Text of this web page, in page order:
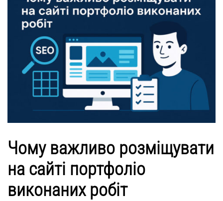
Чому важливо розміщувати
на сайті портфоліо
виконаних робіт